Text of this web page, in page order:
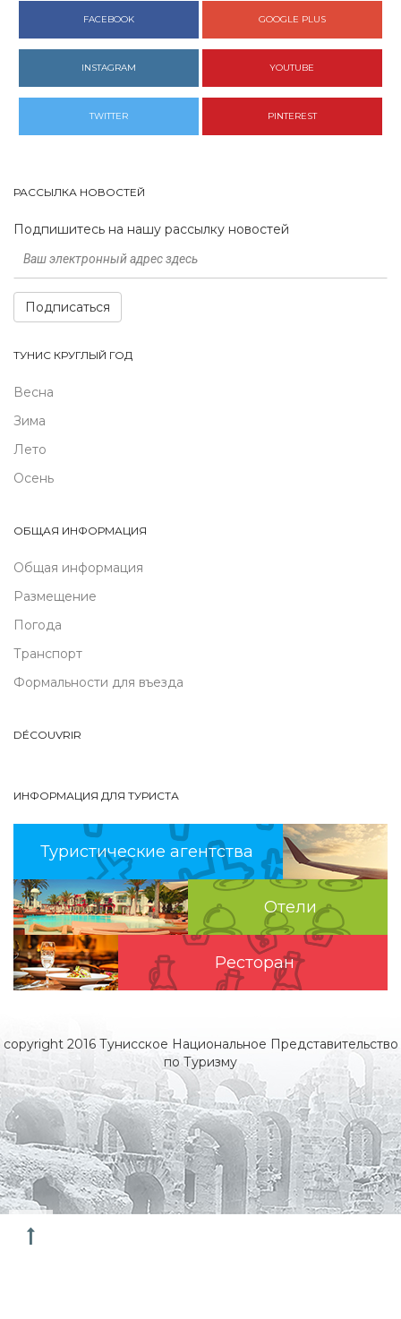
FACEBOOK GOOGLE PLUS
INSTAGRAM YOUTUBE
TWITTER PINTEREST
РАССЫЛКА НОВОСТЕЙ
Подпишитесь на нашу рассылку новостей
Подписаться
ТУНИС КРУГЛЫЙ ГОД
Весна
Зима
Лето
Осень
ОБЩАЯ ИНФОРМАЦИЯ
Общая информация
Размещение
Погода
Транспорт
Формальности для въезда
DÉCOUVRIR
ИНФОРМАЦИЯ ДЛЯ ТУРИСТА
Туристические агентства
Отели
Pесторан
copyright 2016 Тунисское Национальное Представительство
по Туризму